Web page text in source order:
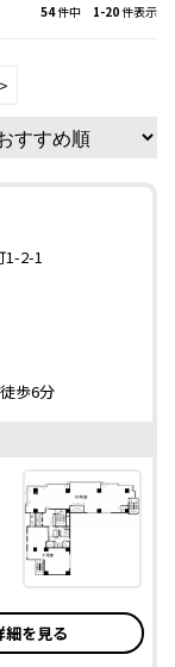
54件中 1-20件表示
1-2-1
歩6分
細を見る